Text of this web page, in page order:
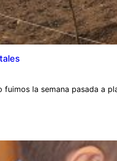
fuimos la semana pasada a